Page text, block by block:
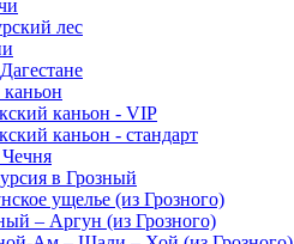
лес
каньон - VIP
каньон - стандарт
в Грозный
ущелье (из Грозного)
– Аргун (из Грозного)